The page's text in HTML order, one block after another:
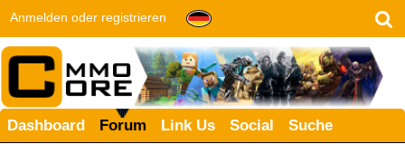
Anmelden oder registrieren
Dashboard Forum Link Us Social Suche